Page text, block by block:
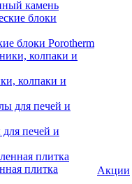
камень
блоки Porotherm
колпаки и
печей и
плитка Акции